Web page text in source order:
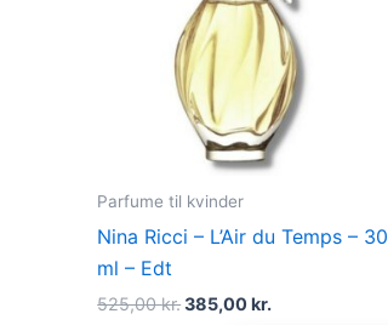
Parfume til kvinder
Nina Ricci – L’Air du Temps – 30
ml – Edt
525,00kr.385,00kr.